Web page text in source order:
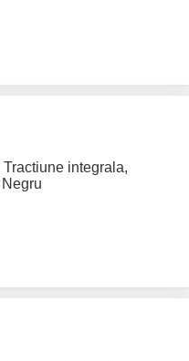
Tractiune integrala,
Negru